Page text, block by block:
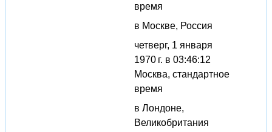
время
в Москве, Россия
четверг, 1 января
1970 г. в 03:46:12
Москва, стандартное
время
в Лондоне,
Великобритания